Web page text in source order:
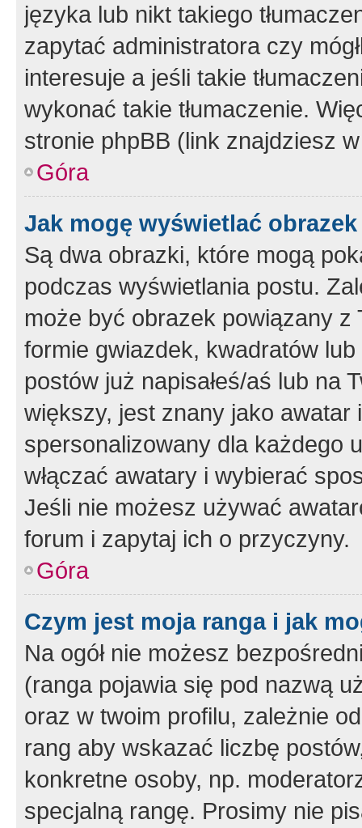
języka lub nikt takiego
zapytać administratora czy
interesuje a jeśli takie
wykonać takie tłumaczenie.
stronie phpBB (link znajdziesz
Góra
Jak mogę wyświetlać
Są dwa obrazki, które mogą
podczas wyświetlania postu.
może być obrazek powiązany z
formie gwiazdek, kwadratów
postów już napisałeś/aś lub na
większy, jest znany jako
spersonalizowany dla każdego
włączać awatary i wybierać
Jeśli nie możesz używać
forum i zapytaj ich o przyczyny.
Góra
Czym jest moja ranga i jak
Na ogół nie możesz
(ranga pojawia się pod nazwą
oraz w twoim profilu, zależnie
rang aby wskazać liczbę
konkretne osoby, np.
specjalną rangę. Prosimy nie